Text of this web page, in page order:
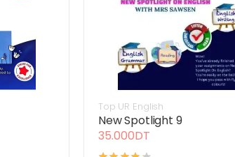
Top UR English
New Spotlight 9
35.000DT